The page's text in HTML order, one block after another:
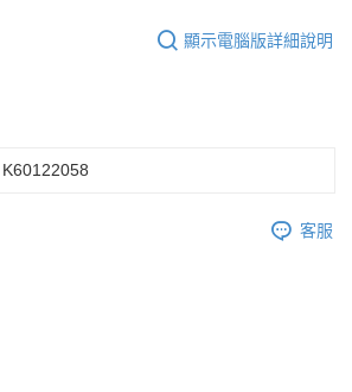
顯示電腦版詳細說明
K60122058
客服